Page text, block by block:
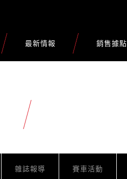
最新情報 銷售據點
雜誌報導 賽車活動